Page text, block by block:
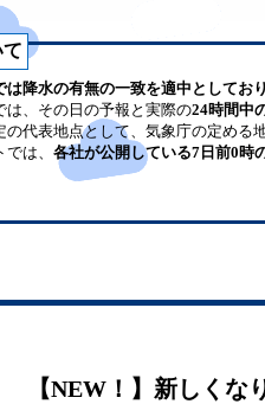
は降水の有無の一致を適中としており
、その日の予報と実際の24時間中
代表地点として、気象庁の定める
は、 各社が公開している7日前0時
【NEW！】新しくな